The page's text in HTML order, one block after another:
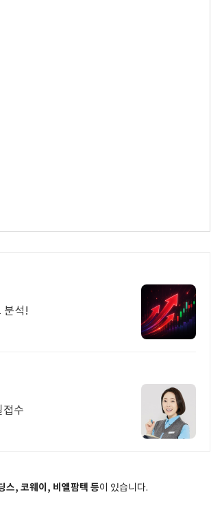
분석!
접수
스, 코웨이, 비엘팜텍 등이 있습니다.